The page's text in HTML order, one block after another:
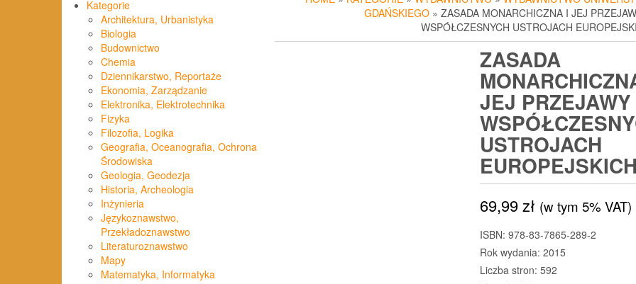
Kategorie
Architektura, Urbanistyka
Biologia
Budownictwo
Chemia
Dziennikarstwo, Reportaże
Ekonomia, Zarządzanie
Elektronika, Elektrotechnika
Fizyka
Filozofia, Logika
Geografia, Oceanografia, Ochrona
Środowiska
Geologia, Geodezja
Historia, Archeologia
Inżynieria
Językoznawstwo,
Przekładoznawstwo
Literaturoznawstwo
Mapy
Matematyka, Informatyka
GDAŃSKIEGO » ZASADA MONARCHICZNA I JEJ
WSPÓŁCZESNYCH USTROJACH
ZASADA
JEJ PRZEJAWY
USTROJACH
69,99zł (w tym 5% VAT)
ISBN: 978-83-7865-289-2
Rok wydania: 2015
Liczba stron: 592